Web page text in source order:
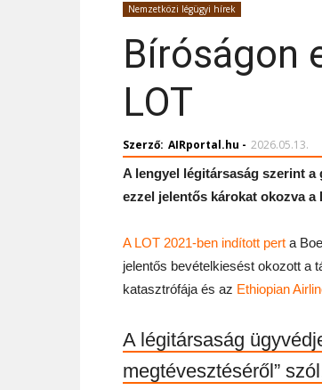
Nemzetközi légügyi hírek
Bíróságon
LOT
Szerző: AIRportal.hu - 2026.05.13.
A lengyel légitársaság szerint
ezzel jelentős károkat okozva
A LOT 2021-ben indított pert a
jelentős bevételkiesést okozott a
katasztrófája és az Ethiopian
A légitársaság
megtévesztéséről”